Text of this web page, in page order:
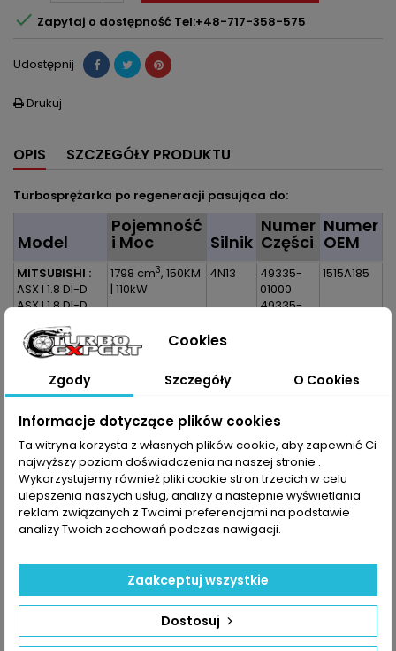
 Zapytaj o dostępność Tel:+48-717-358-575
Udostępnij
 Drukuj
OPIS SZCZEGÓŁY PRODUKTU
Turbosprężarka po regeneracji pasująca do:
Model
Pojemność
i Moc Silnik
Numer
Części
Numer
OEM
MITSUBISHI :
ASX I 1.8 DI-D
ASX I 1.8 DI-D
Lancer VIII 1.8
DI-D
Sportback 1.8
DI-D
1798 cm3, 150KM
| 110kW
4N13
49335-
01000
49335-
01002
1515A185
Dane zawarte w tabeli mogą odbiegać od rzeczywistości.
Dokładamy wszelkich starań aby jednak tak nie było.
Najlepszym kryterium doboru części jest sprawdzenie
numerów producenta na uszkodzonej części.
Cookies
Zgody Szczegóły O Cookies
Informacje dotyczące plików cookies
Ta witryna korzysta z własnych plików cookie, aby zapewnić Ci
najwyższy poziom doświadczenia na naszej stronie .
Wykorzystujemy również pliki cookie stron trzecich w celu
ulepszenia naszych usług, analizy a nastepnie wyświetlania
reklam związanych z Twoimi preferencjami na podstawie
analizy Twoich zachowań podczas nawigacji.
Dostosuj
Zaakceptuj wszystkie